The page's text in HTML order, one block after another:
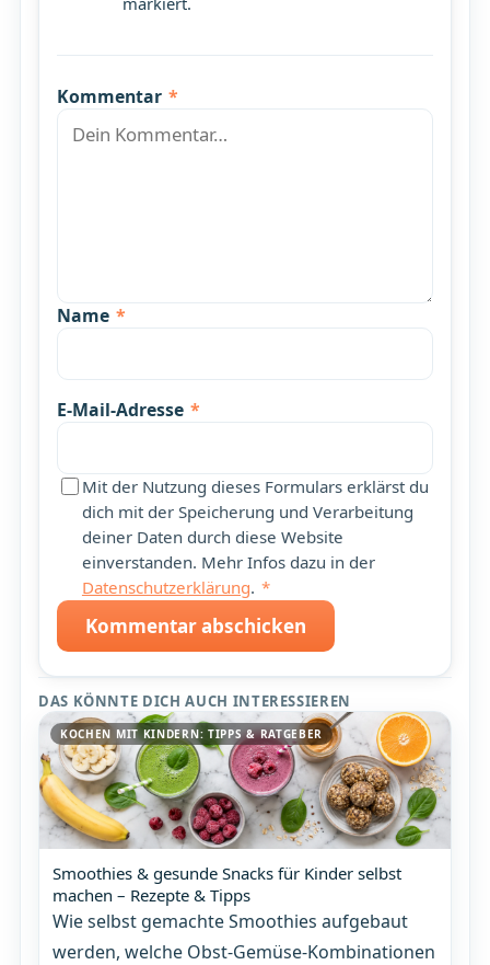
Kommentar *
Name *
E-Mail-Adresse *
Mit der Nutzung dieses Formulars erklärst du
dich mit der Speicherung und Verarbeitung
deiner Daten durch diese Website
einverstanden. Mehr Infos dazu in der
Datenschutzerklärung. *
Kommentar abschicken
DAS KÖNNTE DICH AUCH INTERESSIEREN
KOCHEN MIT KINDERN: TIPPS & RATGEBER
Smoothies & gesunde Snacks für Kinder selbst
machen – Rezepte & Tipps
Wie selbst gemachte Smoothies aufgebaut
werden, welche Obst-Gemüse-Kombinationen